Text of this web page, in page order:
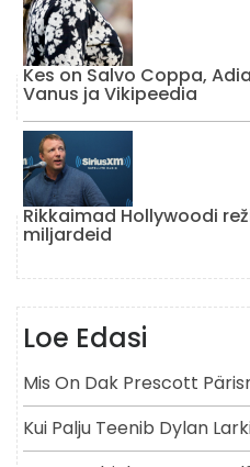
Kes on Salvo Coppa,
Vanus ja Vikipeedia
Rikkaimad Hollywoodi
miljardeid
Loe Edasi
Mis On Dak Prescott
Kui Palju Teenib Dylan